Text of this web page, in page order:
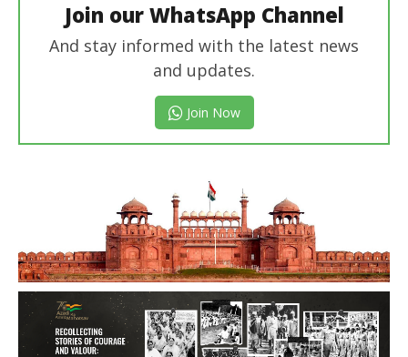
Join our WhatsApp Channel
And stay informed with the latest news
and updates.
Join Now